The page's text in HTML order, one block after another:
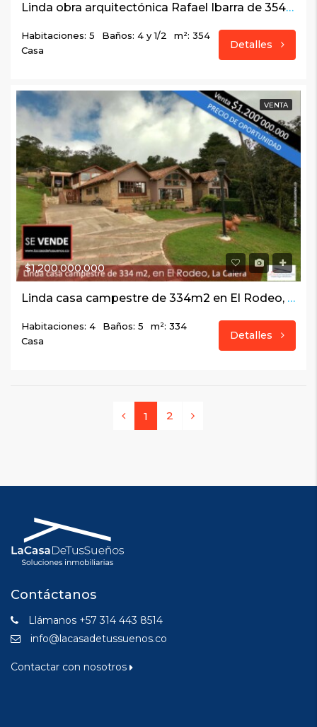
Linda obra arquitectónica Rafael Ibarra de 354 m2 en Parque Residencial Teusacá, La Calera
Habitaciones: 5 Baños: 4 y 1/2
m²: 354
Casa
Detalles
VENTA
$1,200,000,000
Linda casa campestre de 334m2 en El Rodeo, La Calera
Habitaciones: 4 Baños: 5
m²: 334
Casa
Detalles
1 2
Contáctanos
Llámanos +57 314 443 8514
info@lacasadetussuenos.co
Contactar con nosotros